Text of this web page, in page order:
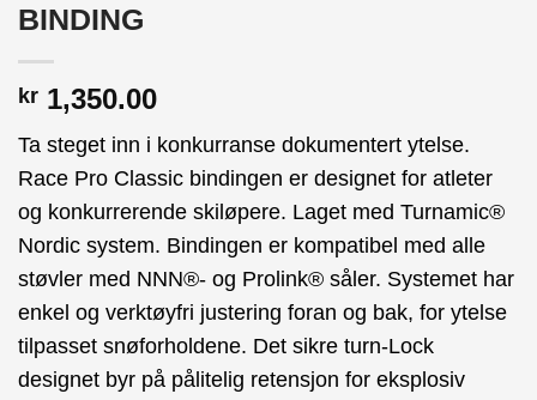
BINDING
kr 1,350.00
Ta steget inn i konkurranse dokumentert ytelse.
Race Pro Classic bindingen er designet for atleter
og konkurrerende skiløpere. Laget med Turnamic®
Nordic system. Bindingen er kompatibel med alle
støvler med NNN®- og Prolink® såler. Systemet har
enkel og verktøyfri justering foran og bak, for ytelse
tilpasset snøforholdene. Det sikre turn-Lock
designet byr på pålitelig retensjon for eksplosiv